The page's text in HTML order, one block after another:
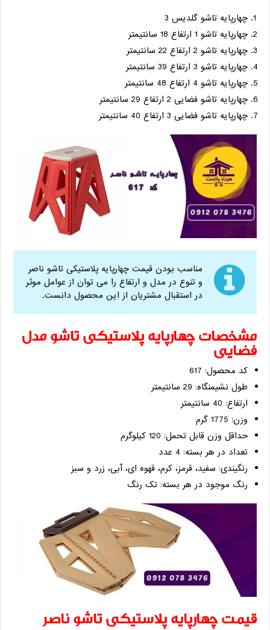
چهارپایه تاشو گلدیس 3
چهارپایه تاشو 1 ارتفاع 18 سانتیمتر
چهارپایه تاشو 2 ارتفاع 22 سانتیمتر
چهارپایه تاشو 3 ارتفاع 39 سانتیمتر
چهارپایه تاشو 4 ارتفاع 48 سانتیمتر
چهارپایه تاشو فضایی 2 ارتفاع 29 سانتیمتر
چهارپایه تاشو فضایی 3 ارتفاع 40 سانتیمتر
مناسب بودن قیمت چهارپایه پلاستیکی تاشو ناصر
و تنوع در مدل و ارتفاع را می توان از عوامل موثر
در استقبال مشتریان از این محصول دانست.
مشخصات چهارپایه پلاستیکی تاشو مدل
فضایی
کد محصول: 617
طول نشیمنگاه: 29 سانتیمتر
ارتفاع: 40 سانتیمتر
وزن: 1775 گرم
حداقل وزن قابل تحمل: 120 کیلوگرم
تعداد در هر بسته: 4 عدد
رنگیندی: سفید، قرمز، کرم، قهوه ای، آبی، زرد و سبز
رنگ موجود در هر بسته: تک رنگ
قیمت چهارپایه پلاستیکی تاشو ناصر